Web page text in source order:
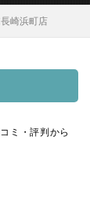
長崎浜町店
ミ・評判から